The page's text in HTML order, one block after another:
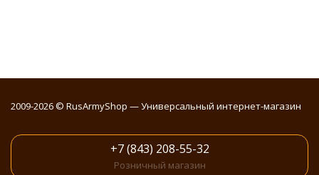
2009-2026 © RusArmyShop — Универсальный интернет-магазин
+7 (843) 208-55-32
Розничный магазин